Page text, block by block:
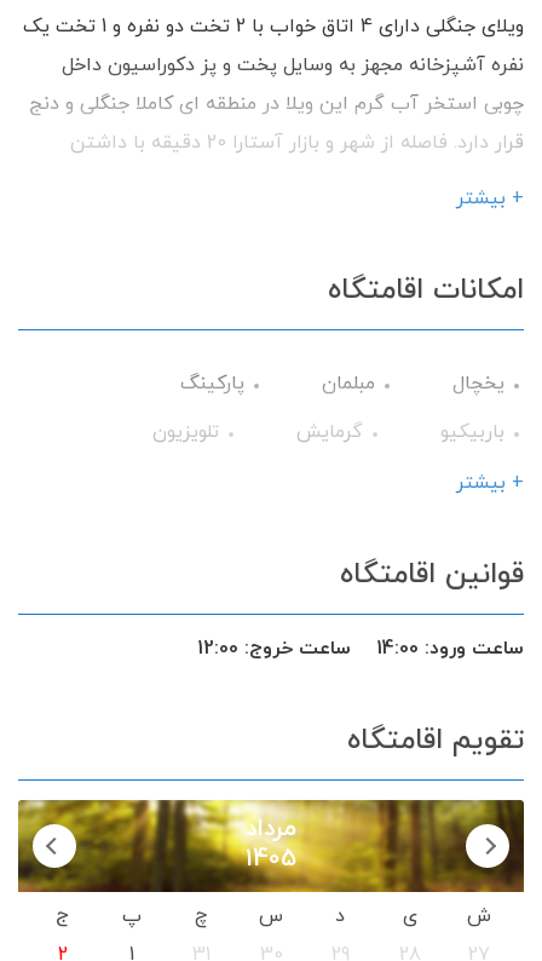
ویلای جنگلی دارای 4 اتاق خواب با 2 تخت دو نفره و 1 تخت یک
نفره آشپزخانه مجهز به وسایل پخت و پز دکوراسیون داخل
چوبی استخر آب گرم این ویلا در منطقه ای کاملا جنگلی و‌ دنج
قرار دارد. فاصله از شهر و بازار آستارا 20 دقیقه با داشتن
+ بیشتر
امکانات اقامتگاه
یخچال مبلمان
پارکینگ
باربیکیو
گرمایش
تلویزیون
تراس
+ بیشتر
قوانین اقامتگاه
ساعت ورود: 14:00 ساعت خروج: 12:00
تقویم اقامتگاه
مرداد
1405
ش ی د س چ پ
ج
27
28
29
30
31
1
2